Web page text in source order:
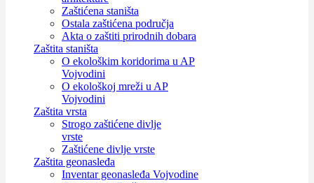
Zaštićena staništa
Ostala zaštićena područja
Akta o zaštiti prirodnih dobara
Zaštita staništa
O ekološkim koridorima u AP
Vojvodini
O ekološkoj mreži u AP
Vojvodini
Zaštita vrsta
Strogo zaštićene divlje
vrste
Zaštićene divlje vrste
Zaštita geonasleđa
Inventar geonasleđa Vojvodine